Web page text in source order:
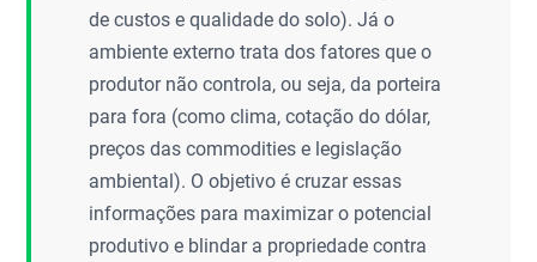
de custos e qualidade do solo). Já o
ambiente externo trata dos fatores que o
produtor não controla, ou seja, da porteira
para fora (como clima, cotação do dólar,
preços das commodities e legislação
ambiental). O objetivo é cruzar essas
informações para maximizar o potencial
produtivo e blindar a propriedade contra